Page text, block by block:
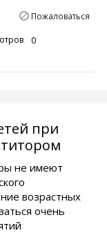
Пожаловаться
0
при
не имеют
возрастных
очень